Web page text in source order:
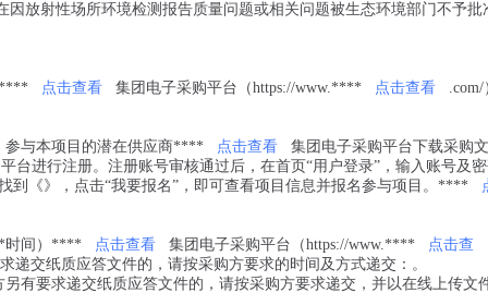
因放射性场所环境检测报告质量问题或相关问题被生态环境部门不予批
**** 点击查看 集团电子采购平台（https://www.**** 点击查看
参与本项目的潜在供应商**** 点击查看
集团电子采购平台下载采购
台进行注册。注册账号审核通过后，在首页“用户登录”，输入账号及
到《》，点击“我要报名”，即可查看项目信息并报名参与项目。****
间） **** 点击查看 集团电子采购平台（https://www.****
点击查
递交纸质应答文件的，请按采购方要求的时间及方式递交：。
有要求递交纸质应答文件的，请按采购方要求递交，并以在线上传文